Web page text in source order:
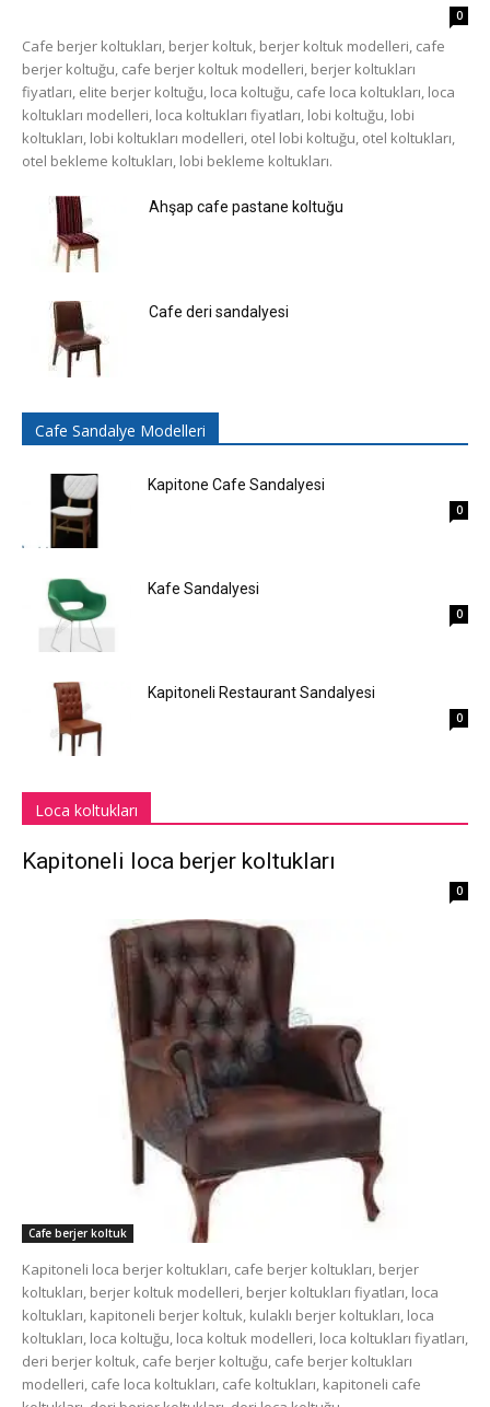
0
Cafe berjer koltukları, berjer koltuk, berjer koltuk modelleri, cafe
berjer koltuğu, cafe berjer koltuk modelleri, berjer koltukları
fiyatları, elite berjer koltuğu, loca koltuğu, cafe loca koltukları, loca
koltukları modelleri, loca koltukları fiyatları, lobi koltuğu, lobi
koltukları, lobi koltukları modelleri, otel lobi koltuğu, otel koltukları,
otel bekleme koltukları, lobi bekleme koltukları.
Ahşap cafe pastane koltuğu
Cafe deri sandalyesi
Cafe Sandalye Modelleri
Kapitone Cafe Sandalyesi
0
Kafe Sandalyesi
0
Kapitoneli Restaurant Sandalyesi
0
Loca koltukları
Kapitoneli loca berjer koltukları
0
Cafe berjer koltuk
Kapitoneli loca berjer koltukları, cafe berjer koltukları, berjer
koltukları, berjer koltuk modelleri, berjer koltukları fiyatları, loca
koltukları, kapitoneli berjer koltuk, kulaklı berjer koltukları, loca
koltukları, loca koltuğu, loca koltuk modelleri, loca koltukları fiyatları,
deri berjer koltuk, cafe berjer koltuğu, cafe berjer koltukları
modelleri, cafe loca koltukları, cafe koltukları, kapitoneli cafe